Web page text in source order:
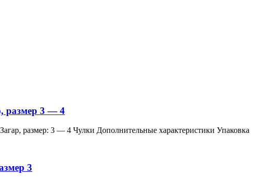
размер 3 — 4
размер: 3 — 4 Чулки Дополнительные характеристики Упаковка
3